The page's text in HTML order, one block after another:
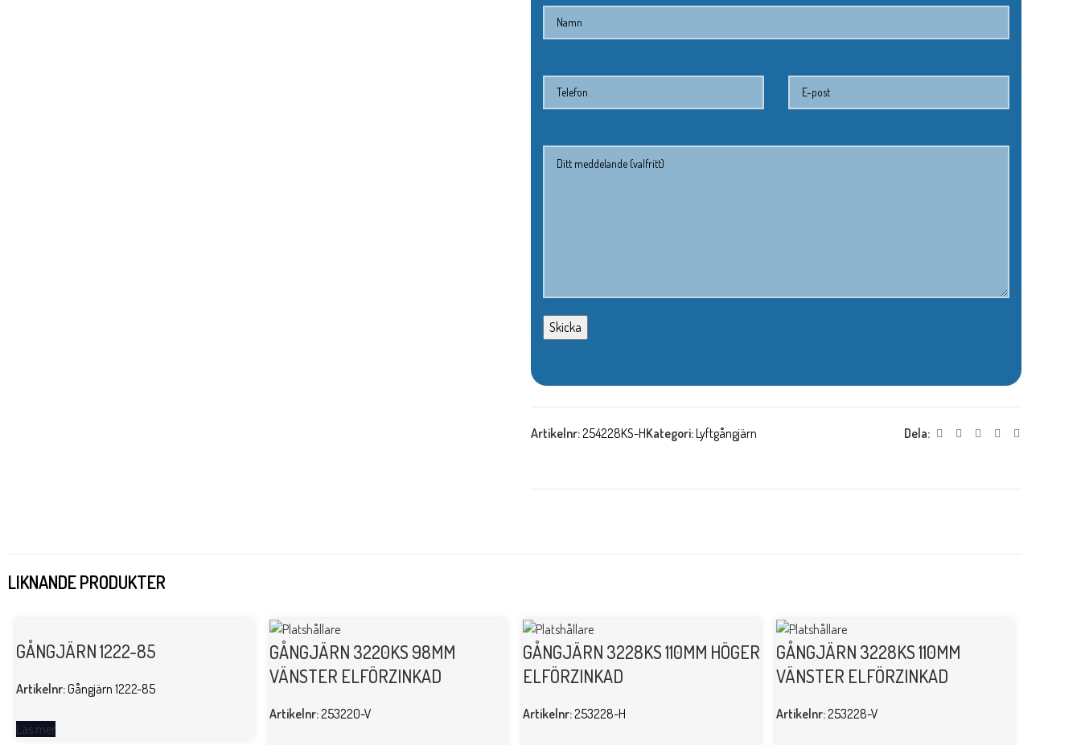
Artikelnr:254228KS-HKategori:Lyftgångjärn Dela:
LIKNANDE PRODUKTER
GÅNGJÄRN 1222-85
Artikelnr:Gångjärn 1222-85
Läs mer
GÅNGJÄRN 3220KS 98MM
VÄNSTER ELFÖRZINKAD
Artikelnr:253220-V
GÅNGJÄRN 3228KS 110MM HÖGER
ELFÖRZINKAD
Artikelnr:253228-H
GÅNGJÄRN 3228KS 110MM
VÄNSTER ELFÖRZINKAD
Artikelnr:253228-V